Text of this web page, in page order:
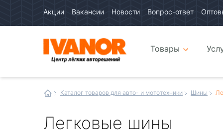
Акции Вакансии Новости Вопрос-ответ
интернетТовары
Каталог товаров для авто- и мототехники Шины
Легковые шины